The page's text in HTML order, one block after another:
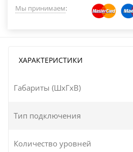
Мы принимаем:
ХАРАКТЕРИСТИКИ
Габариты (ШxГxВ)
Тип подключения
Количество уровней